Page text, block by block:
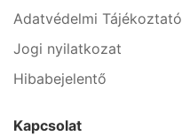
Adatvédelmi Tájékoztató
Jogi nyilatkozat
Hibabejelentő
Kapcsolat